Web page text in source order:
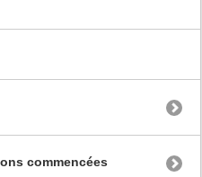
commencées